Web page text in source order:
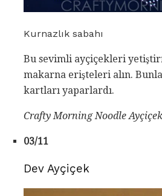
Kurnazlık sabahı
Bu sevimli ayçiçekleri
makarna erişteleri alın.
kartları yaparlardı.
Crafty Morning Noodle
03/11
Dev Ayçiçek